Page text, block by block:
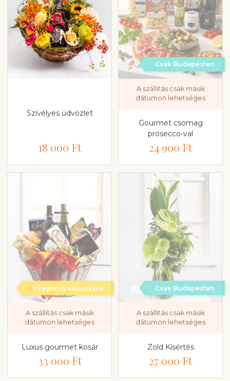
Szívélyes üdvözlet
18 000 Ft
Csak Budapesten
A szállítás csak másik
dátumon lehetséges
Gourmet csomag
prosecco-val
24 900 Ft
Virágárus választása
A szállítás csak másik
dátumon lehetséges
Luxus gourmet kosár
33 000 Ft
Csak Budapesten
A szállítás csak másik
dátumon lehetséges
Zöld Kísértés
27 000 Ft